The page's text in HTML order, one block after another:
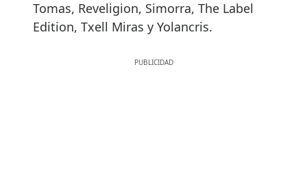
Tomas, Reveligion, Simorra, The Label
Edition, Txell Miras y Yolancris.